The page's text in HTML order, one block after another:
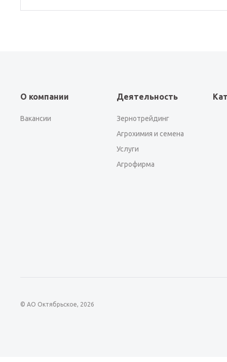
О компании
Вакансии
Деятельность
Зернотрейдинг
Агрохимия и семена
Услуги
Агрофирма
© АО Октябрьское, 2026